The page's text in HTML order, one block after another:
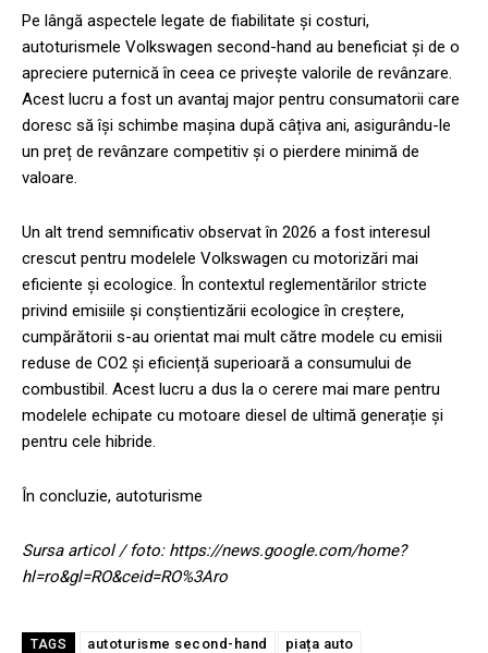
Pe lângă aspectele legate de fiabilitate și costuri,
autoturismele Volkswagen second-hand au beneficiat și de o
apreciere puternică în ceea ce privește valorile de revânzare.
Acest lucru a fost un avantaj major pentru consumatorii care
doresc să își schimbe mașina după câțiva ani, asigurându-le
un preț de revânzare competitiv și o pierdere minimă de
valoare.
Un alt trend semnificativ observat în 2026 a fost interesul
crescut pentru modelele Volkswagen cu motorizări mai
eficiente și ecologice. În contextul reglementărilor stricte
privind emisiile și conștientizării ecologice în creștere,
cumpărătorii s-au orientat mai mult către modele cu emisii
reduse de CO2 și eficiență superioară a consumului de
combustibil. Acest lucru a dus la o cerere mai mare pentru
modelele echipate cu motoare diesel de ultimă generație și
pentru cele hibride.
În concluzie, autoturisme
Sursa articol / foto: https://news.google.com/home?
hl=ro&gl=RO&ceid=RO%3Aro
TAGS autoturisme second-hand
piața auto